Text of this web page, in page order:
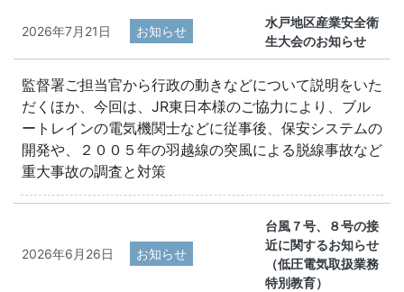
2026年7月21日 お知らせ
水戸地区産業安全衛
生大会のお知らせ
監督署ご担当官から行政の動きなどについて説明をいた
だくほか、今回は、JR東日本様のご協力により、ブル
ートレインの電気機関士などに従事後、保安システムの
開発や、２００５年の羽越線の突風による脱線事故など
重大事故の調査と対策
2026年6月26日 お知らせ
台風７号、８号の接
近に関するお知らせ
（低圧電気取扱業務
特別教育）